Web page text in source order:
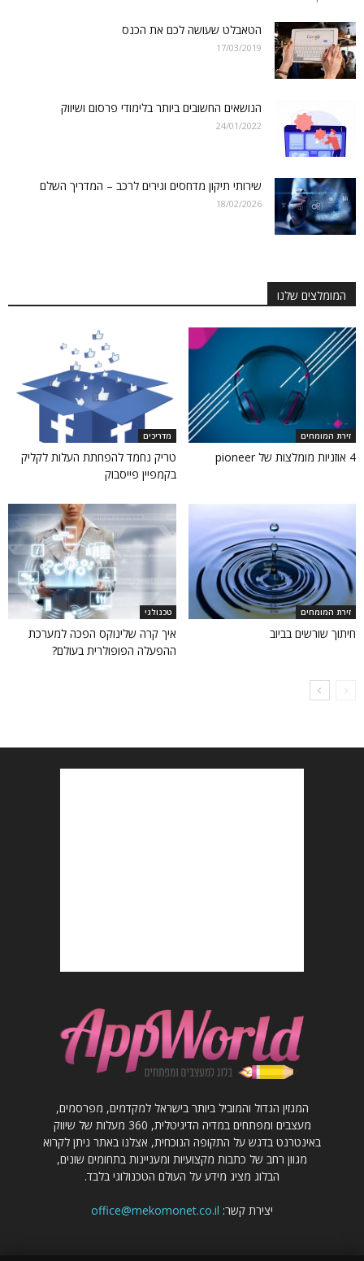
הטאבלט שעושה לכם את הכנס
17/03/2019
הנושאים החשובים ביותר בלימודי פרסום ושיווק
24/01/2022
שירותי תיקון מדחסים וגירים לרכב – המדריך השלם
18/02/2026
המומלצים שלנו
זירת המומחים
4 אוזניות מומלצות של pioneer
מדריכים
טריק נחמד להפחתת העלות לקליק
בקמפיין פייסבוק
זירת המומחים
חיתוך שורשים בביוב
טכנולגי
איך קרה שלינוקס הפכה למערכת
ההפעלה הפופולרית בעולם?
המגזין הגדול והמוביל ביותר בישראל למקדמים, מפרסמים,
מעצבים ומפתחים במדיה הדיגיטלית, 360 מעלות של שיווק
באינטרנט בדגש על התקופה הנוכחית, אצלנו באתר ניתן לקרוא
מגוון רחב של כתבות מקצועיות ומעניינות בתחומים שונים,
הבלוג מציג מידע על העולם הטכנולוגי בלבד.
יצירת קשר: office@mekomonet.co.il